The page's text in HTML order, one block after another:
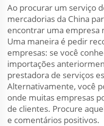
Ao procurar um serviço
mercadorias da China
encontrar uma empresa
Uma maneira é pedir
empresas: se você
importações
prestadora de serviços
Alternativamente, você
onde muitas empresas
de clientes. Procure
e comentários positivos.